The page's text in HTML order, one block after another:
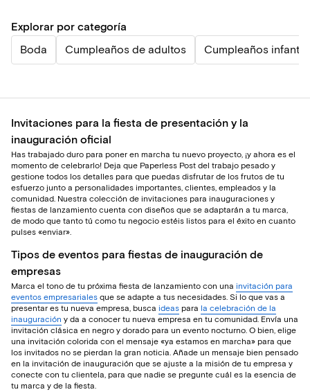
Explorar por categoría
Boda
Cumpleaños de adultos Cumpleaños
Invitaciones para la fiesta de presentación y la
inauguración oficial
Has trabajado duro para poner en marcha tu nuevo proyecto, ¡y ahora es el
momento de celebrarlo! Deja que Paperless Post del trabajo pesado y
gestione todos los detalles para que puedas disfrutar de los frutos de tu
esfuerzo junto a personalidades importantes, clientes, empleados y la
comunidad. Nuestra colección de invitaciones para inauguraciones y
fiestas de lanzamiento cuenta con diseños que se adaptarán a tu marca,
de modo que tanto tú como tu negocio estéis listos para el éxito en cuanto
pulses «enviar».
Tipos de eventos para fiestas de inauguración de
empresas
Marca el tono de tu próxima fiesta de lanzamiento con una invitación para
eventos empresariales que se adapte a tus necesidades. Si lo que vas a
presentar es tu nueva empresa, busca ideas para la celebración de la
inauguración y da a conocer tu nueva empresa en tu comunidad. Envía una
invitación clásica en negro y dorado para un evento nocturno. O bien, elige
una invitación colorida con el mensaje «ya estamos en marcha» para que
los invitados no se pierdan la gran noticia. Añade un mensaje bien pensado
en la invitación de inauguración que se ajuste a la misión de tu empresa y
conecte con tu clientela, para que nadie se pregunte cuál es la esencia de
tu marca y de la fiesta.